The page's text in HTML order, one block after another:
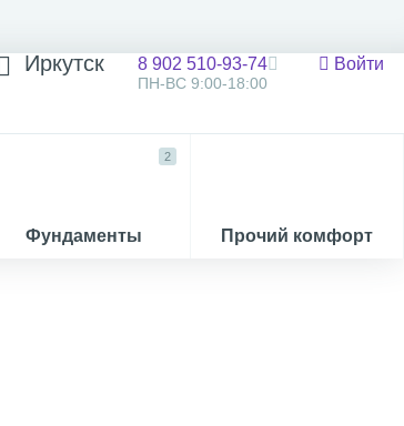
Иркутск 8 902 510-93-74
ПН-ВС 9:00-18:00
Войти
Фундаменты
2
Прочий комфорт